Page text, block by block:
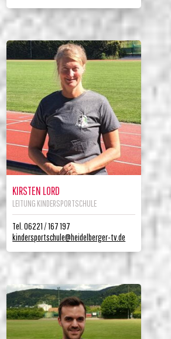
KIRSTEN LORD
LEITUNG KINDERSPORTSCHULE
Tel. 06221 / 167 197
kindersportschule@heidelberger-tv.de